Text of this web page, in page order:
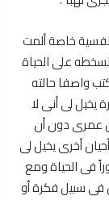
خاصة ألمت
على الحياة
واصفا حالته
يخيل لى أنى لا
عمرى دون أن
أخرى يخيل لى
فى الحياة ومع
فى سبيل فكرة أو